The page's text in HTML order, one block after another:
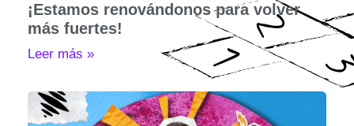
¡Estamos renovándonos para volver
más fuertes!
Leer más »